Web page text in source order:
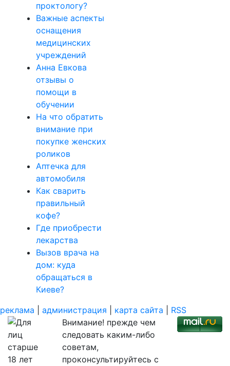
проктологу?
Важные аспекты
оснащения
медицинских
учреждений
Анна Евкова
отзывы о
помощи в
обучении
На что обратить
внимание при
покупке женских
роликов
Аптечка для
автомобиля
Как сварить
правильный
кофе?
Где приобрести
лекарства
Вызов врача на
дом: куда
обращаться в
Киеве?
реклама
администрация карта сайта
RSS
Внимание! прежде чем
следовать каким-либо
советам,
проконсультируйтесь с